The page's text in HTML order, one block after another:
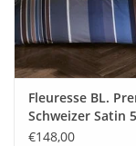
Fleuresse BL.
Schweizer Satin
€148,00